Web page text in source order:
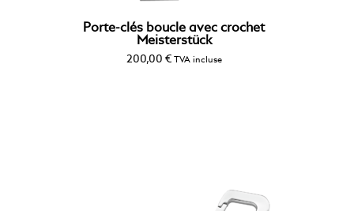
Porte-clés boucle avec crochet
Meisterstück
200,00 € TVA incluse